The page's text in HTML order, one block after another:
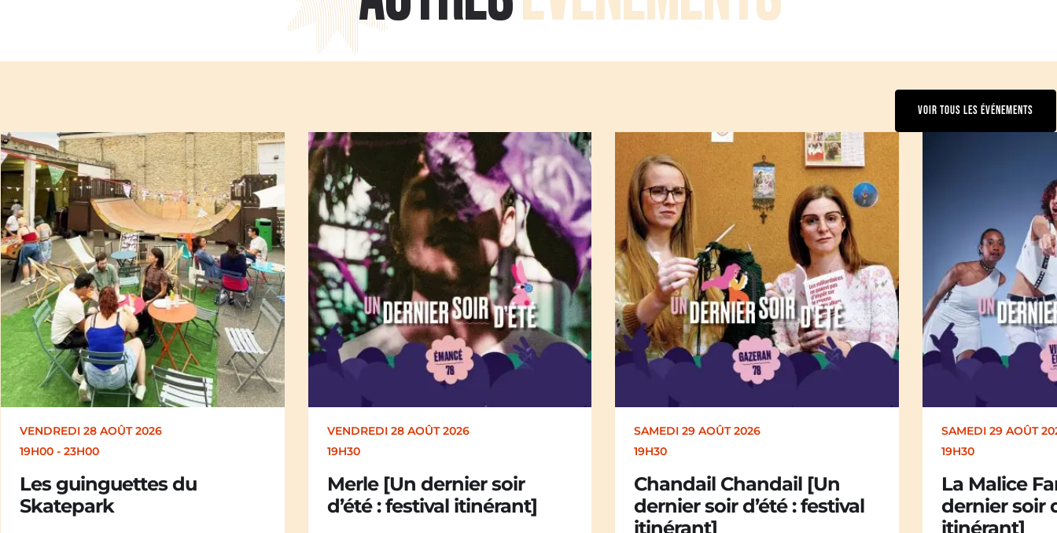
VOIR TOUS LES ÉVÉNEMENTS
VENDREDI 28 AOÛT 2026
19H30
Merle [Un dernier soir
d’été : festival itinérant]
SAMEDI 29 AOÛT 2026
19H30
Chandail Chandail [Un
dernier soir d’été : festival
SAMEDI 29 AOÛT 2026
19H30
La Malice Family [Un
dernier soir d’été : festival
itinérant]
DIMANCHE 30
17H00
Kakamü
d’été :